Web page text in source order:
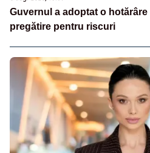
Guvernul a adoptat o
pregătire pentru riscuri